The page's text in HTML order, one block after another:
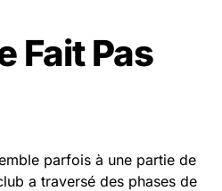
Fait Pas
parfois à une partie de
a traversé des phases de